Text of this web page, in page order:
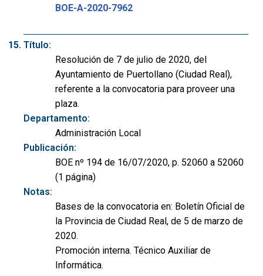
BOE-A-2020-7962
Título:
Resolución de 7 de julio de 2020, del
Ayuntamiento de Puertollano (Ciudad Real),
referente a la convocatoria para proveer una
plaza.
Departamento:
Administración Local
Publicación:
BOE nº 194 de 16/07/2020, p. 52060 a 52060
(1 página)
Notas:
Bases de la convocatoria en: Boletín Oficial de
la Provincia de Ciudad Real, de 5 de marzo de
2020.
Promoción interna. Técnico Auxiliar de
Informática.